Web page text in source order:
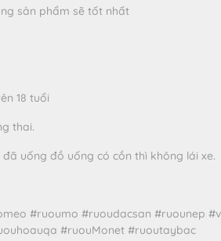
sản phẩm sẽ tốt nhất
18 tuổi
thai.
uống đồ uống có cồn thì không lái xe.
#ruoumo #ruoudacsan #ruounep
#ruouMonet #ruoutaybac